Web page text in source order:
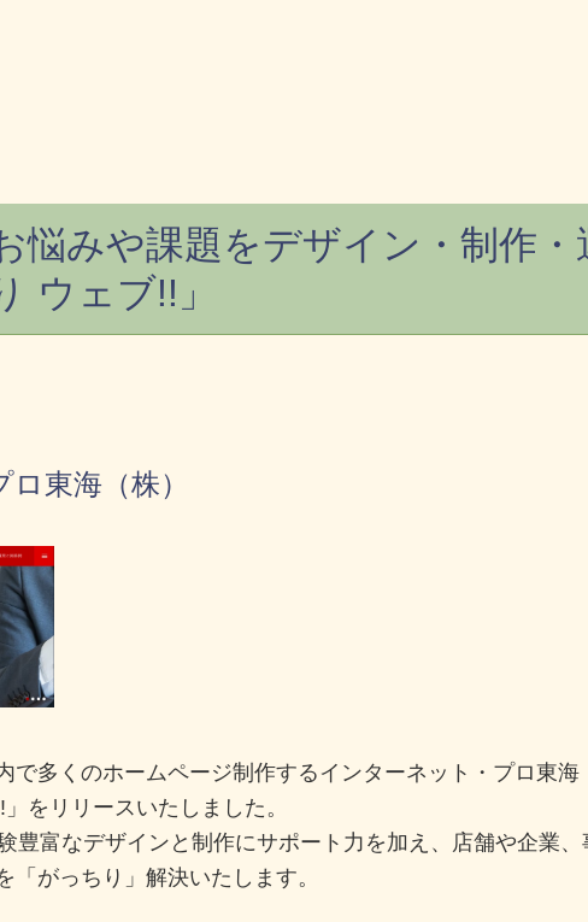
悩みや課題をデザイン・制作・
ウェブ!!」
東海（株）
で多くのホームページ制作するインターネット・プロ東海
をリリースいたしました。
豊富なデザインと制作にサポート力を加え、店舗や企業
がっちり」解決いたします。